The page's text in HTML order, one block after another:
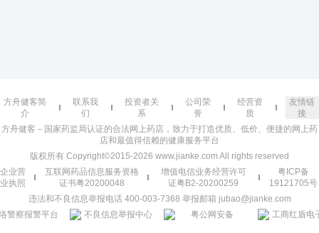
方舟健客简
介
联系我
们
投资者关
系
公司荣
誉
经营资
质
友情链
接
方舟健客－国家药监局认证的合法网上药店，致力于打造优质、低价、便捷的网上药
店和最值得信赖的健康服务平台
版权所有 Copyright©2015-2026 www.jianke.com All rights reserved
企业营
业执照
互联网药品信息服务资格
证书粤20200048
增值电信业务经营许可
证粤B2-20200259
粤ICP备
19121705号
违法和不良信息举报电话 400-003-7368 举报邮箱 jubao@jianke.com